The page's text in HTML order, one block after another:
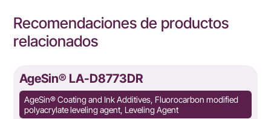
Recomendaciones de productos
relacionados
AgeSin® LA-D8773DR
AgeSin® Coating and Ink Additives, Fluorocarbon modified
polyacrylate leveling agent, Leveling Agent